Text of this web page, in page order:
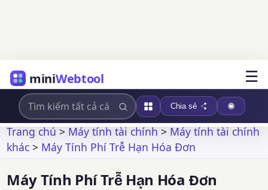
miniWebtool ☰
Chia sẻ
Trang chủ>Máy tính tài chính>Máy tính tài chính
khác > Máy Tính Phí Trễ Hạn Hóa Đơn
Máy Tính Phí Trễ Hạn Hóa Đơn